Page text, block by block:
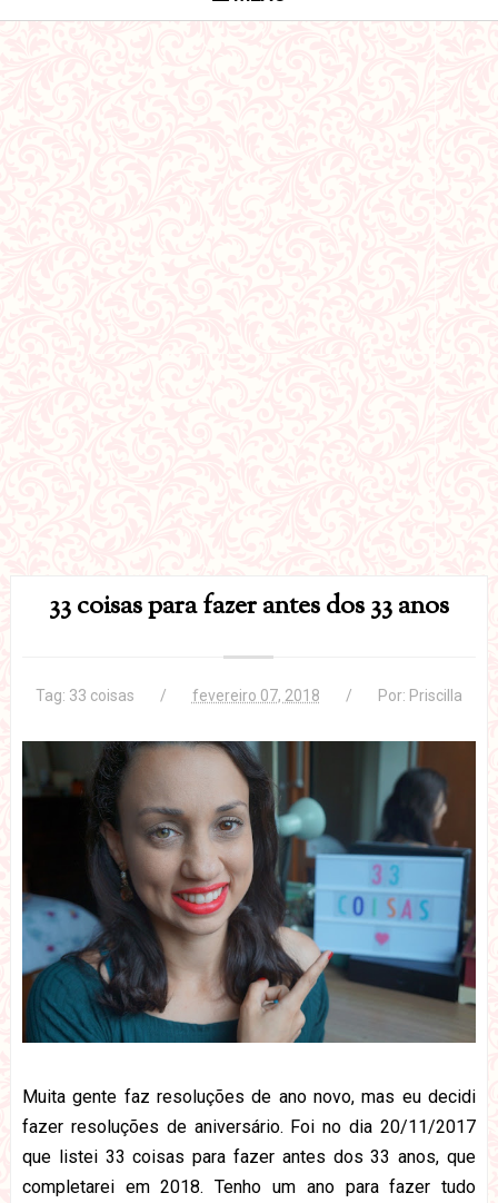
33 coisas para fazer antes dos 33 anos
Tag: 33 coisas fevereiro 07, 2018 Por: Priscilla
Muita gente faz resoluções de ano novo, mas eu decidi
fazer resoluções de aniversário. Foi no dia 20/11/2017
que listei 33 coisas para fazer antes dos 33 anos, que
completarei em 2018. Tenho um ano para fazer tudo